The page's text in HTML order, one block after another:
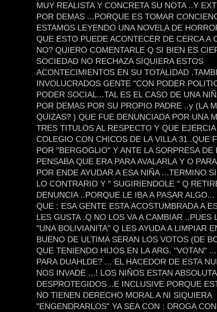
MUY REALISTA Y CONCRETA SU NOTA ..Y
POR DEMAS ...PORQUE ES TOMAR
ESTAMOS LEYENDO UNA NOVELA DE
QUE ESTO PUEDE ACONTECER DE CERCA A
NO? QUIERO COMENTARLE Q SI BIEN ES
SOCIEDAD NO RECHAZA SIQUIERA ESTOS
ACONTECIMIENTOS EN SU TOTALIDAD
INVOLUCRADOS GENTE "CON PODER
PODER SOCIAL...TAL ES EL CASO DE UNA
POR DEMAS POR SU PROPIO PADRE ..y (LA
QUIZAS? ) QUE FUE DENUNCIADA POR UNA
TRES TITULOS AL RESPECTO Y QUE
COLEGIO CON CHICOS DE LA VILLA 31 .QUE
POR "BERGOGLIO" Y ANTE LA SORPRESA DE
PENSABA QUE ERA PARA AVALARLA Y O
POR ENDE AYUDAR A ESA NIÑA ...TERMINO
LO CONTRARIO Y " SUGIRIENDOLE " Q
DENUNCIA ..PORQUE LE IBA A PASAR
QUE : ESA GENTE ESTA ACOSTUMBRADA A
LES GUSTA .Q NO LOS VA A CAMBIAR ..PUES
"UNA BOLIVIANITA" Q LES AYUDA A LIMPIAR
BUENO DE ULTIMA SERAN LOS VOTOS (DE
QUE TENIENDO HIJOS EN LA ARG. "VOTAN"
PARA DUAHLDE? ... EL HACEDOR DE ESTA
NOS INVADE ...! LOS NIÑOS ESTAN
DESPROTEGIDOS ..E INCLUSIVE PORQUE
NO TIENEN DERECHO MORAL A NI SIQUIERA
"ENGENDRARLOS" YA SEA CON : DROGA